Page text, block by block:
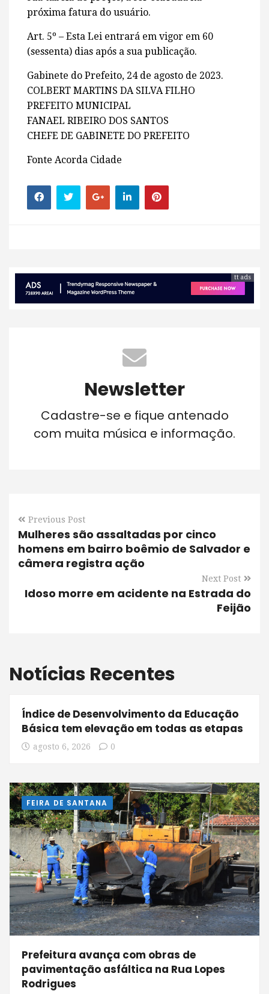
próxima fatura do usuário.
Art. 5º – Esta Lei entrará em vigor em 60
(sessenta) dias após a sua publicação.
Gabinete do Prefeito, 24 de agosto de 2023.
COLBERT MARTINS DA SILVA FILHO
PREFEITO MUNICIPAL
FANAEL RIBEIRO DOS SANTOS
CHEFE DE GABINETE DO PREFEITO
Fonte Acorda Cidade
tt ads
Newsletter
Cadastre-se e fique antenado
com muita música e informação.
Previous Post
Mulheres são assaltadas por cinco
homens em bairro boêmio de Salvador e
câmera registra ação
Next Post
Idoso morre em acidente na Estrada do
Feijão
Notícias Recentes
Índice de Desenvolvimento da Educação
Básica tem elevação em todas as etapas
agosto 6, 2026 0
FEIRA DE SANTANA
Prefeitura avança com obras de
pavimentação asfáltica na Rua Lopes
Rodrigues